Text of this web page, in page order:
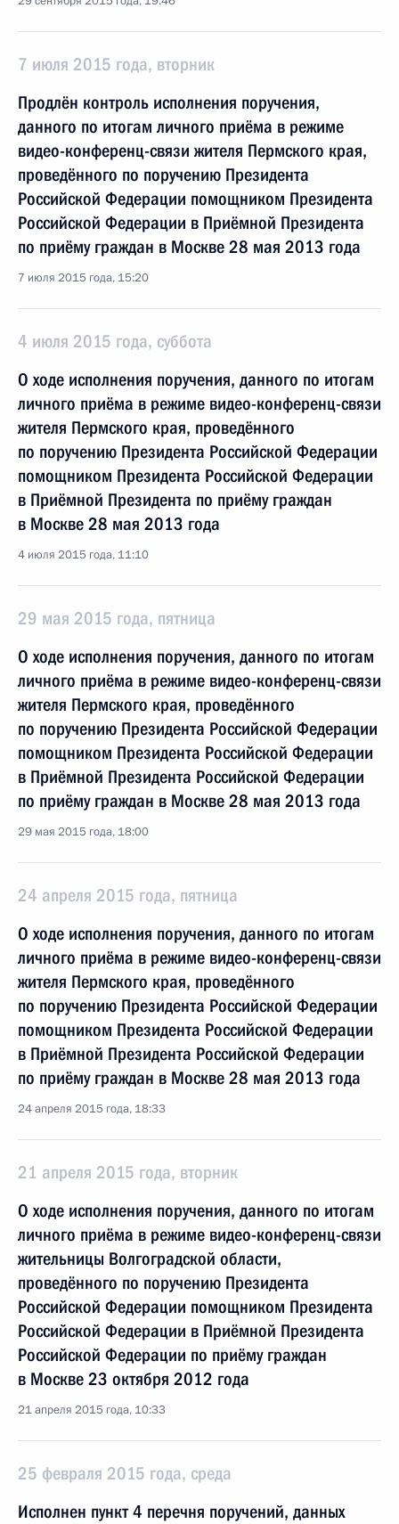
7 июля 2015 года, вторник
Продлён контроль исполнения поручения,
данного по итогам личного приёма в режиме
видео-конференц-связи жителя Пермского края,
проведённого по поручению Президента
Российской Федерации помощником Президента
Российской Федерации в Приёмной Президента
по приёму граждан в Москве 28 мая 2013 года
7 июля 2015 года, 15:20
4 июля 2015 года, суббота
О ходе исполнения поручения, данного по итогам
личного приёма в режиме видео-конференц-связи
жителя Пермского края, проведённого
по поручению Президента Российской Федерации
помощником Президента Российской Федерации
в Приёмной Президента по приёму граждан
в Москве 28 мая 2013 года
4 июля 2015 года, 11:10
29 мая 2015 года, пятница
О ходе исполнения поручения, данного по итогам
личного приёма в режиме видео-конференц-связи
жителя Пермского края, проведённого
по поручению Президента Российской Федерации
помощником Президента Российской Федерации
в Приёмной Президента Российской Федерации
по приёму граждан в Москве 28 мая 2013 года
29 мая 2015 года, 18:00
24 апреля 2015 года, пятница
О ходе исполнения поручения, данного по итогам
личного приёма в режиме видео-конференц-связи
жителя Пермского края, проведённого
по поручению Президента Российской Федерации
помощником Президента Российской Федерации
в Приёмной Президента Российской Федерации
по приёму граждан в Москве 28 мая 2013 года
24 апреля 2015 года, 18:33
21 апреля 2015 года, вторник
О ходе исполнения поручения, данного по итогам
личного приёма в режиме видео-конференц-связи
жительницы Волгоградской области,
проведённого по поручению Президента
Российской Федерации помощником Президента
Российской Федерации в Приёмной Президента
Российской Федерации по приёму граждан
в Москве 23 октября 2012 года
21 апреля 2015 года, 10:33
25 февраля 2015 года, среда
Исполнен пункт 4 перечня поручений, данных